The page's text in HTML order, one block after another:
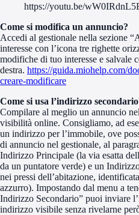
https://youtu.be/
Come si modifica un annuncio?
Accedi al gestionale nella sezione
interesse con l’icona tre righette
modifiche di tuo interesse e salvale
destra. https://guida.miohelp.com/
creare-modificare
Come si usa l’indirizzo
Compilare al meglio un annuncio
visibilità online. Consigliamo, ad
un indirizzo per l’immobile, ove
di annuncio nel gestionale, al
Indirizzo Principale (la via esatta
da un puntatore verde) e un
nei pressi dell’abitazione,
azzurro). Impostando dal menu a
Indirizzo Secondario” puoi inviare
indirizzo visibile senza rivelarne